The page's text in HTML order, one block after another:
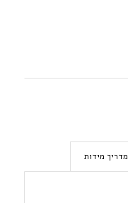
מדריך מידות